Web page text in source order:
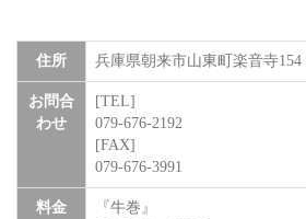
住所 兵庫県朝来市山東町楽音寺154
お問合
わせ
[TEL]
079-676-2192
[FAX]
079-676-3991
料金
『牛巻』